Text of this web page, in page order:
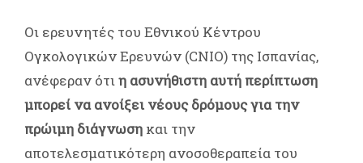
Οι ερευνητές του Εθνικού Κέντρου
Ογκολογικών Ερευνών (CNIO) της Ισπανίας,
ανέφεραν ότιη ασυνήθιστη αυτή περίπτωση
μπορεί να ανοίξει νέους δρόμους για την
πρώιμη διάγνωση και την
αποτελεσματικότερη ανοσοθεραπεία του